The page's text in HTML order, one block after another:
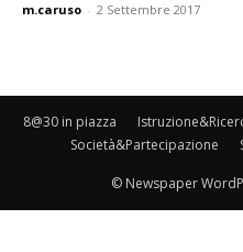
m.caruso - 2 Settembre 2017
8@30 in piazza
Società&Partecipazione
© Newspaper